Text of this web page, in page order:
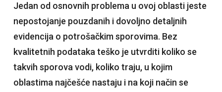
Jedan od osnovnih problema u ovoj oblasti jeste
nepostojanje pouzdanih i dovoljno detaljnih
evidencija o potrošačkim sporovima. Bez
kvalitetnih podataka teško je utvrditi koliko se
takvih sporova vodi, koliko traju, u kojim
oblastima najčešće nastaju i na koji način se